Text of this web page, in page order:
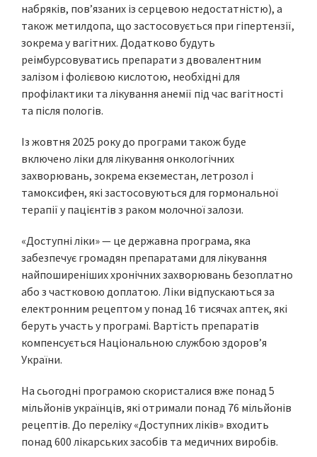
набряків, пов’язаних із серцевою недостатністю), а
також метилдопа, що застосовується при гіпертензії,
зокрема у вагітних. Додатково будуть
реімбурсовуватись препарати з двовалентним
залізом і фолієвою кислотою, необхідні для
профілактики та лікування анемії під час вагітності
та після пологів.
Із жовтня 2025 року до програми також буде
включено ліки для лікування онкологічних
захворювань, зокрема екземестан, летрозол і
тамоксифен, які застосовуються для гормональної
терапії у пацієнтів з раком молочної залози.
«Доступні ліки» — це державна програма, яка
забезпечує громадян препаратами для лікування
найпоширеніших хронічних захворювань безоплатно
або з частковою доплатою. Ліки відпускаються за
електронним рецептом у понад 16 тисячах аптек, які
беруть участь у програмі. Вартість препаратів
компенсується Національною службою здоров’я
України.
На сьогодні програмою скористалися вже понад 5
мільйонів українців, які отримали понад 76 мільйонів
рецептів. До переліку «Доступних ліків» входить
понад 600 лікарських засобів та медичних виробів.